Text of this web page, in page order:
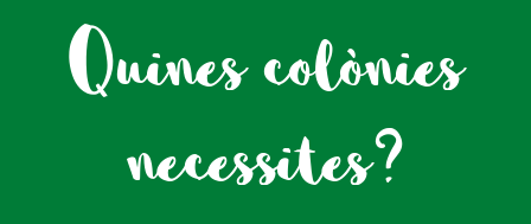
Quines colònies
necessites?